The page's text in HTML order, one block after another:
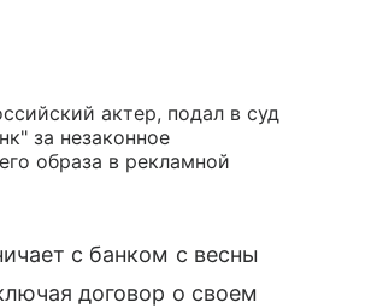
актер, подал в суд
за незаконное
образа в рекламной
с банком с весны
договор о своем